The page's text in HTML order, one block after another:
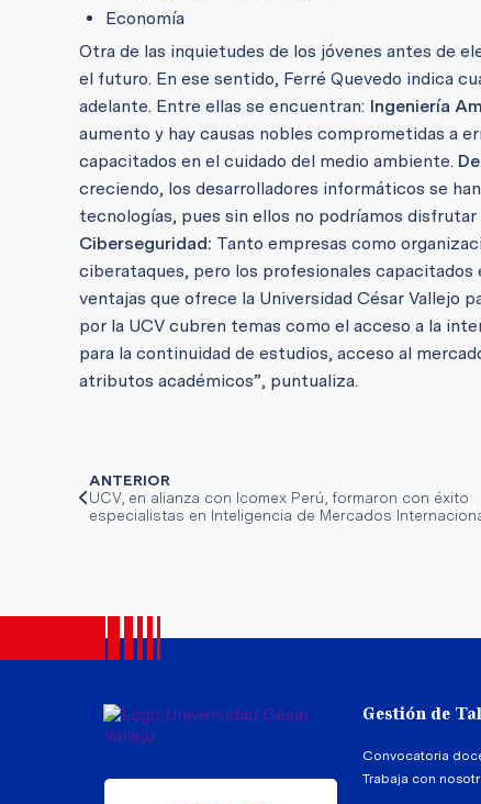
Economía
Otra de las inquietudes de los jóvenes antes de
el futuro. En ese sentido, Ferré Quevedo indica
adelante. Entre ellas se encuentran: Ingeniería
aumento y hay causas nobles comprometidas a
capacitados en el cuidado del medio ambiente.
creciendo, los desarrolladores informáticos se
tecnologías, pues sin ellos no podríamos
Ciberseguridad: Tanto empresas como
ciberataques, pero los profesionales
ventajas que ofrece la Universidad César Vallejo
por la UCV cubren temas como el acceso a la
para la continuidad de estudios, acceso al
atributos académicos”, puntualiza.
ANTERIOR
UCV, en alianza con Icomex Perú, formaron con éxito
especialistas en Inteligencia de Mercados
Gestión de
Convocatoria
Trabaja con